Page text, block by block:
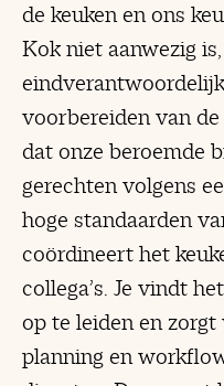
de keuken en ons
Kok niet aanwezig
voorbereiden van
dat onze beroemde
gerechten volgens
hoge standaarden
coördineert het
collega’s. Je vindt
op te leiden en
planning en